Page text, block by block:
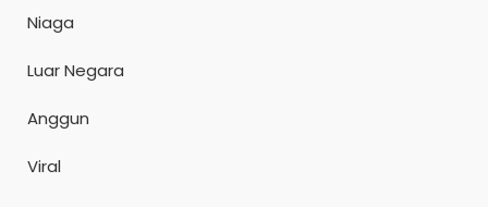
Niaga
Luar Negara
Anggun
Viral